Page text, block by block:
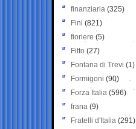
finanziaria (325)
Fini (821)
fioriere (5)
Fitto (27)
Fontana di Trevi (1)
Formigoni (90)
Forza Italia (596)
frana (9)
Fratelli d'Italia (291)